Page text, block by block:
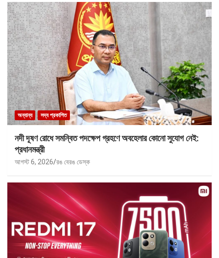
অন্যান্য সদ্য প্রকাশিত
নদী দূষণ রোধে সমন্বিত পদক্ষেপ গ্রহণে অবহেলার কোনো সুযোগ নেই:
প্রধানমন্ত্রী
আগস্ট 6, 2026 রঙ বেরঙ ডেস্ক